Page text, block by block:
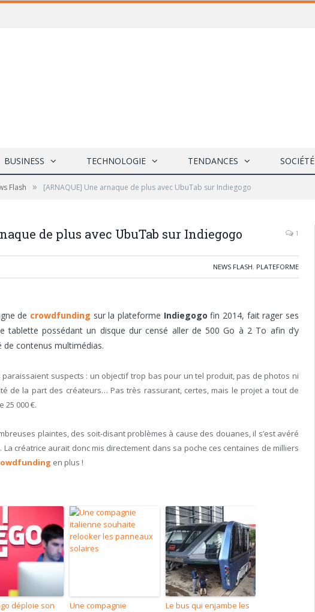
BUSINESS TECHNOLOGIE TENDANCES SOCIÉTÉ
Flash » [ARNAQUE] Une arnaque de plus avec UbuTab sur Indiegogo
de plus avec UbuTab sur Indiegogo 1
NEWS FLASH, PLATEFORME
de crowdfunding sur la plateforme Indiegogo fin 2014, fait rager ses
tablette possédant un disque dur censé aller de 500 Go à 2 To afin d’y
contenus multimédias.
suspects : un objectif trop bas pour un tel produit, pas de photos ni
de la part des créateurs… Pas très rassurant, certes, mais le projet a tout de
25 000 €.
plaintes, des soit-disant problèmes à cause des douanes, il s’est avéré
créatrice aurait donc mis directement dans sa poche ces centaines de milliers
en plus !
déploie son
Une compagnie
Le bus qui enjambe les